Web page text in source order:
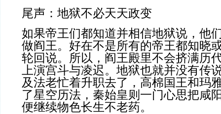
尾声：地狱不必天天政变
如果帝王们都知道并相信地狱说，他
做阎王。好在不是所有的帝王都知晓
轮回说。所以，阎王殿里不会挤满历
上演宫斗与凌迟。地狱也就并没有传
及法老忙着升职去了，高棉国王和玛
了星空历法，秦始皇则一门心思把咸
便继续物色长生不老药。